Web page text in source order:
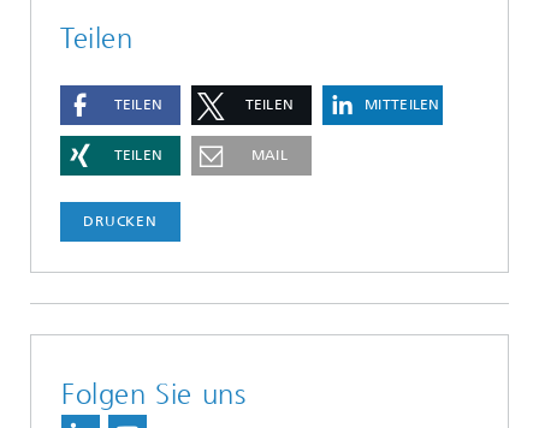
Teilen
TEILEN TEILEN MITTEILEN
TEILEN MAIL
DRUCKEN
Folgen Sie uns